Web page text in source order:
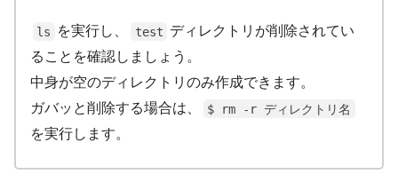
ls を実行し、 test ディレクトリが削除されてい
ることを確認しましょう。
中身が空のディレクトリのみ作成できます。
ガバッと削除する場合は、
$ rm -r ディレクトリ名
を実行します。